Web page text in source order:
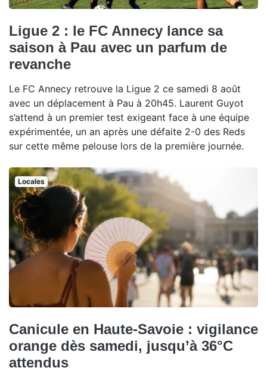
Ligue 2 : le FC Annecy lance sa
saison à Pau avec un parfum de
revanche
Le FC Annecy retrouve la Ligue 2 ce samedi 8 août
avec un déplacement à Pau à 20h45. Laurent Guyot
s’attend à un premier test exigeant face à une équipe
expérimentée, un an après une défaite 2-0 des Reds
sur cette même pelouse lors de la première journée.
Locales
Canicule en Haute-Savoie : vigilance
orange dès samedi, jusqu’à 36°C
attendus